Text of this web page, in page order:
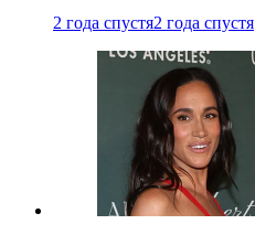
2 года спустя2 года спустя